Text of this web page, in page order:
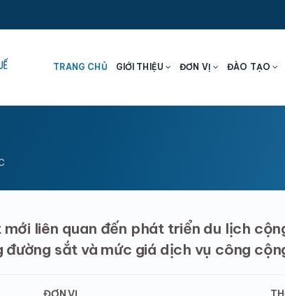
TRANG CHỦ GIỚI THIỆU ĐƠN VỊ ĐÀO TẠO
liên quan đến phát triển du lịch
sắt và mức giá dịch vụ công